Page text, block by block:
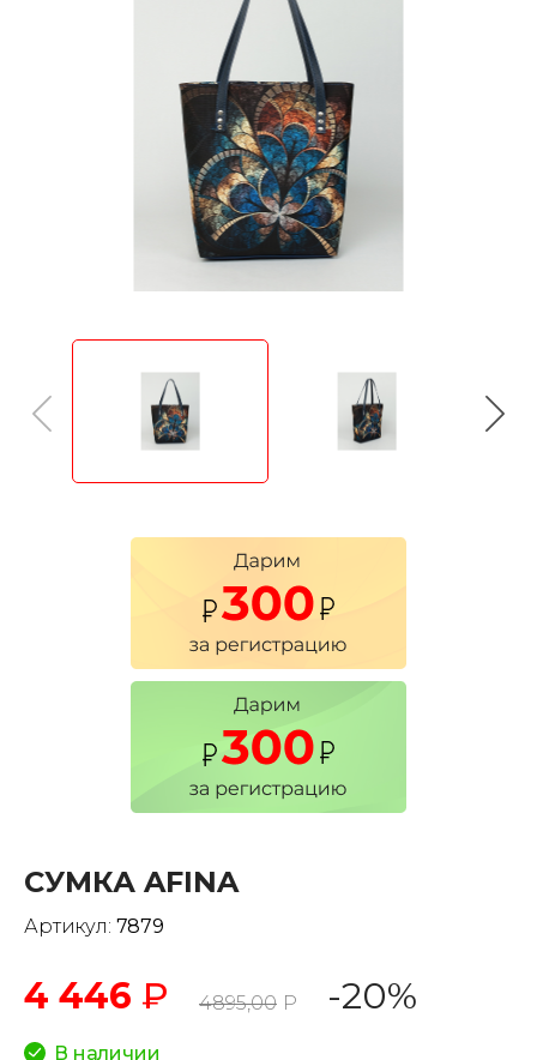
СУМКА AFINA
Артикул: 7879
4 446 ₽ 4895,00 Р -20%
В наличии